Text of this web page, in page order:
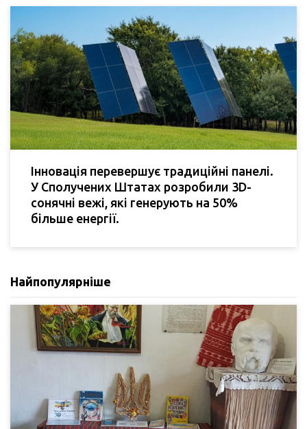
Інновація перевершує традиційні панелі.
У Сполучених Штатах розробили 3D-
сонячні вежі, які генерують на 50%
більше енергії.
Найпопулярніше